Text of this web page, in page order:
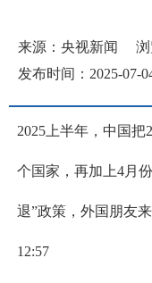
来源：央视新闻 浏
发布时间：2025-07-
2025上半年，中国把
个国家，再加上4月
退”政策，外国朋友
12:57